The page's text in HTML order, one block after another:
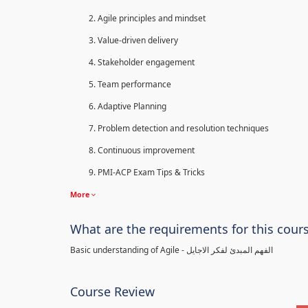
Agile principles and mindset
Value-driven delivery
Stakeholder engagement
Team performance
Adaptive Planning
Problem detection and resolution techniques
Continuous improvement
PMI-ACP Exam Tips & Tricks
More
What are the requirements for this
Basic understanding of Agile - الفهم المبدئ لفكر الاجايل
Course Review